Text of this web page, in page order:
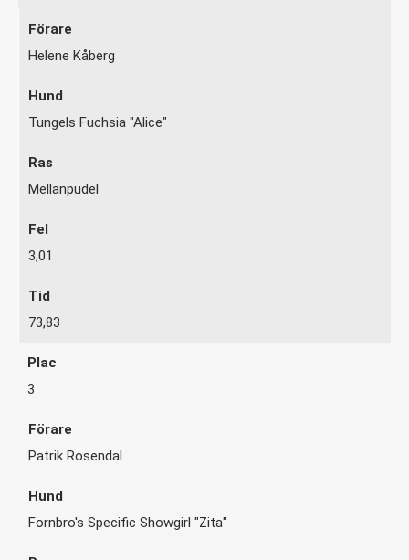
Helene Kåberg
Tungels Fuchsia "Alice"
Mellanpudel
3,01
73,83
3
Patrik Rosendal
Fornbro's Specific Showgirl "Zita"